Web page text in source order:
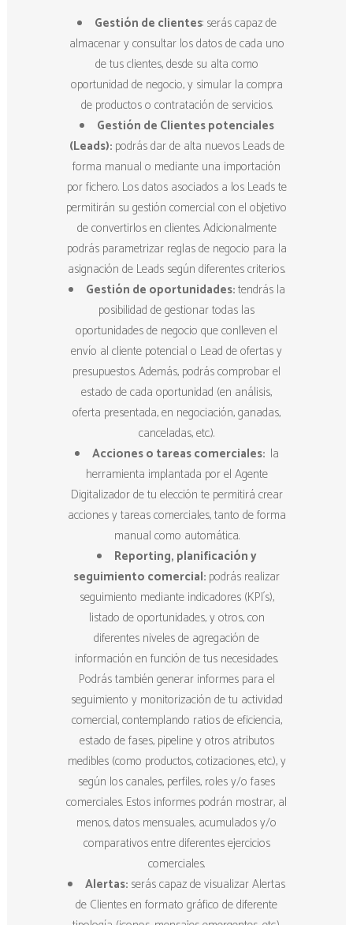
Gestión de clientes: serás capaz de
almacenar y consultar los datos de cada uno
de tus clientes, desde su alta como
oportunidad de negocio, y simular la compra
de productos o contratación de servicios.
Gestión de Clientes potenciales
(Leads): podrás dar de alta nuevos Leads de
forma manual o mediante una importación
por fichero. Los datos asociados a los Leads te
permitirán su gestión comercial con el objetivo
de convertirlos en clientes. Adicionalmente
podrás parametrizar reglas de negocio para la
asignación de Leads según diferentes criterios.
Gestión de oportunidades:tendrás la
posibilidad de gestionar todas las
oportunidades de negocio que conlleven el
envío al cliente potencial o Lead de ofertas y
presupuestos. Además, podrás comprobar el
estado de cada oportunidad (en análisis,
oferta presentada, en negociación, ganadas,
canceladas, etc.).
Acciones o tareas comerciales: la
herramienta implantada por el Agente
Digitalizador de tu elección te permitirá crear
acciones y tareas comerciales, tanto de forma
manual como automática.
Reporting, planificación y
seguimiento comercial: podrás realizar
seguimiento mediante indicadores (KPI´s),
listado de oportunidades, y otros, con
diferentes niveles de agregación de
información en función de tus necesidades.
Podrás también generar informes para el
seguimiento y monitorización de tu actividad
comercial, contemplando ratios de eficiencia,
estado de fases, pipeline y otros atributos
medibles (como productos, cotizaciones, etc.), y
según los canales, perfiles, roles y/o fases
comerciales. Estos informes podrán mostrar, al
menos, datos mensuales, acumulados y/o
comparativos entre diferentes ejercicios
comerciales.
Alertas: serás capaz de visualizar Alertas
de Clientes en formato gráfico de diferente